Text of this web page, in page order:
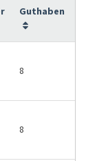
Guthaben
8
8